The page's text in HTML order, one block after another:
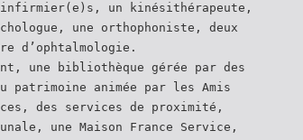
un kinésithérapeute,
une orthophoniste, deux
d’ophtalmologie.
une bibliothèque gérée par des
patrimoine animée par les Amis
des services de proximité,
une Maison France Service,